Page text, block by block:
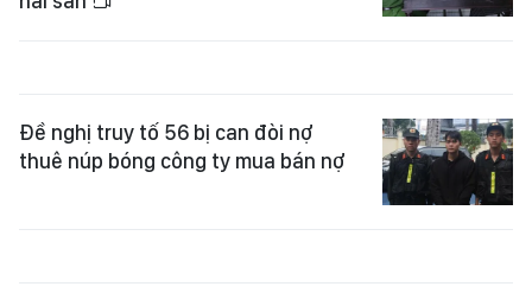
Đề nghị truy tố 56 bị can đòi nợ
thuê núp bóng công ty mua bán nợ